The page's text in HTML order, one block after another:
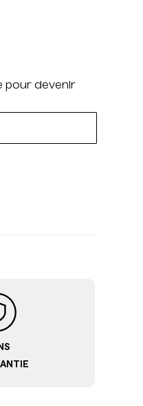
pour devenir